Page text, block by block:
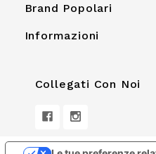
Brand Popolari
Informazioni
Collegati Con Noi